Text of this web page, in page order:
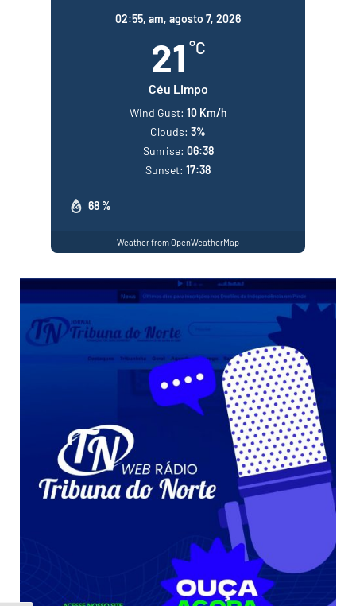
02:55, am, agosto 7, 2026
21 °C
Céu Limpo
68 %
Wind Gust: 10 Km/h
Clouds: 3%
Sunrise: 06:38
Sunset: 17:38
Weather from OpenWeatherMap